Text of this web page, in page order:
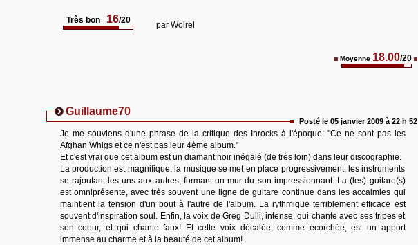
Très bon 16/20 par Wolrel
Moyenne 18.00/20
Guillaume70
Posté le 05 janvier 2009 à 22 h 52
Je me souviens d'une phrase de la critique des Inrocks à l'époque: "Ce ne sont pas les
Afghan Whigs et ce n'est pas leur 4ème album."
Et c'est vrai que cet album est un diamant noir inégalé (de très loin) dans leur discographie.
La production est magnifique; la musique se met en place progressivement, les instruments
se rajoutant les uns aux autres, formant un mur du son impressionnant. La (les) guitare(s)
est omniprésente, avec très souvent une ligne de guitare continue dans les accalmies qui
maintient la tension d'un bout à l'autre de l'album. La rythmique terriblement efficace est
souvent d'inspiration soul. Enfin, la voix de Greg Dulli, intense, qui chante avec ses tripes et
son coeur, et qui chante faux! Et cette voix décalée, comme écorchée, est un apport
immense au charme et à la beauté de cet album!